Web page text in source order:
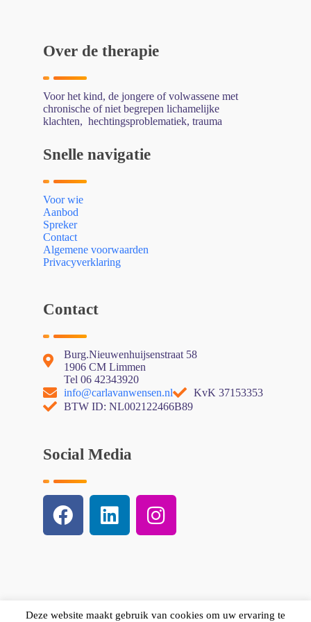
Over de therapie
Voor het kind, de jongere of volwassene met
chronische of niet begrepen lichamelijke
klachten, hechtingsproblematiek, trauma
Snelle navigatie
Voor wie
Aanbod
Spreker
Contact
Algemene voorwaarden
Privacyverklaring
Contact
Burg.Nieuwenhuijsenstraat 58
1906 CM Limmen
Tel 06 42343920
info@carlavanwensen.nl
KvK 37153353
BTW ID: NL002122466B89
Social Media
Deze website maakt gebruik van cookies om uw ervaring te